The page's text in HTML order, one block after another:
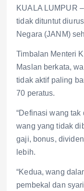
KUALA LUMPUR
tidak dituntut
Negara (JANM)
Timbalan Menteri
Maslan berkata,
tidak aktif paling
70 peratus.
“Definasi wang
wang yang tidak
gaji, bonus,
lebih.
“Kedua, wang
pembekal dan